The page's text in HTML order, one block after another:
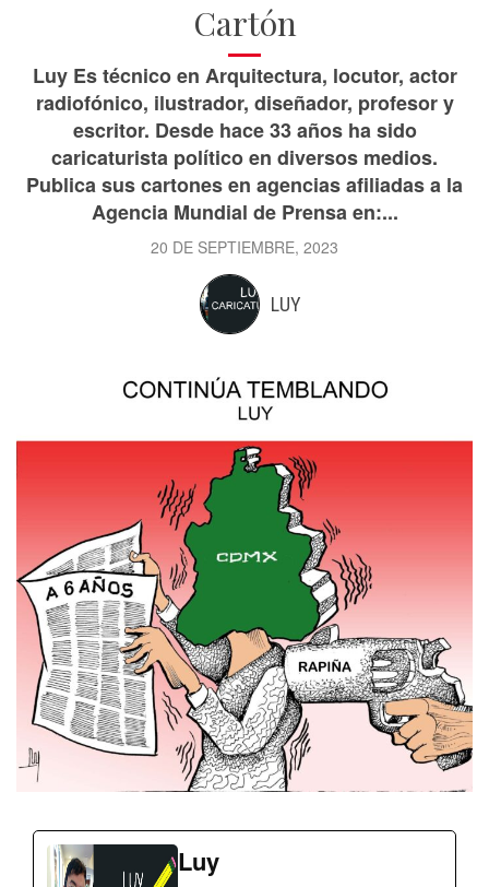
Cartón
Luy Es técnico en Arquitectura, locutor, actor
radiofónico, ilustrador, diseñador, profesor y
escritor. Desde hace 33 años ha sido
caricaturista político en diversos medios.
Publica sus cartones en agencias afiliadas a la
Agencia Mundial de Prensa en:...
20 DE SEPTIEMBRE, 2023
LUY
Luy